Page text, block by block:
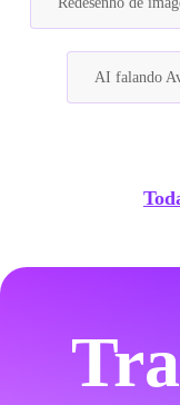
AI falando